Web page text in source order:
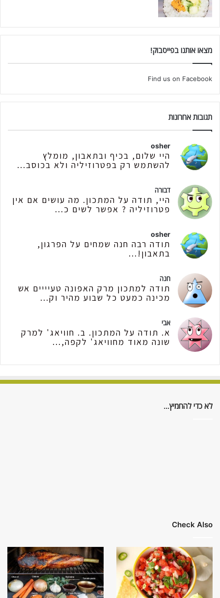
מצאו אותנו בפייסבוק!
Find us on Facebook
תגובות אחרונות
osher
היי שלום, בכיף ובתאבון, מומלץ
להשתמש רק בפטרוזיליה ולא בכוסב...
דבורה
היי, תודה על המתכון. מה עושים אם אין
פטרוזיליה ? אפשר לשים כ...
osher
תודה רבה חנה שמחים על הפרגון,
בתאבון!...
חנה
תודה למתכון מרק האפונה טעיייים אש
מכינה כמעט כל שבוע מהיר וק...
אבי
א. תודה על המתכון. ב. חוויאג' למרק
שונה מאוד מחוויאג' לקפה,...
לא כדי להחמיץ…
Check Also